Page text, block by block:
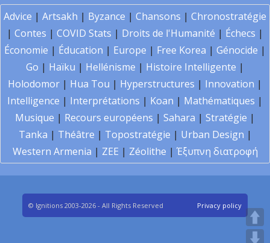
Advice | Artsakh | Byzance | Chansons | Chronostratégie
| Contes | COVID Stats | Droits de l'Humanité | Échecs |
Économie | Éducation | Europe | Free Korea | Génocide |
Go | Haïku | Hellénisme | Histoire Intelligente |
Holodomor | Hua Tou | Hyperstructures | Innovation |
Intelligence | Interprétations | Koan | Mathématiques |
Musique | Recours européens | Sahara | Stratégie |
Tanka | Théâtre | Topostratégie | Urban Design |
Western Armenia | ZEE | Zéolithe | Έξυπνη διατροφή
© Ignitions 2003-2026 - All Rights Reserved Privacy policy